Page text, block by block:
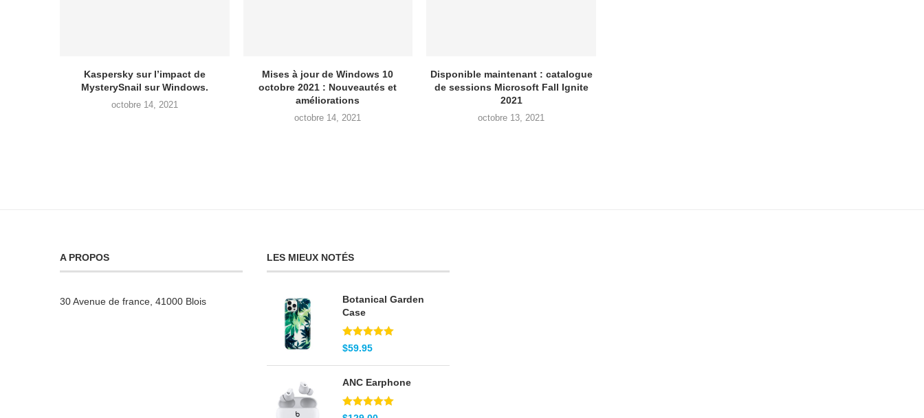
Kaspersky sur l’impact de
MysterySnail sur Windows.
octobre 14, 2021
Mises à jour de Windows 10
octobre 2021 : Nouveautés et
améliorations
octobre 14, 2021
Disponible maintenant : catalogue
de sessions Microsoft Fall Ignite
2021
octobre 13, 2021
A PROPOS
30 Avenue de france, 41000 Blois
LES MIEUX NOTÉS
Botanical Garden
Case
Note5.00
sur 5
$59.95
ANC Earphone
Note5.00